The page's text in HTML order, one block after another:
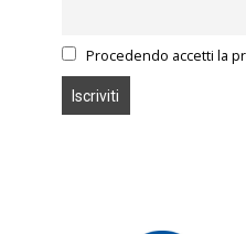
Procedendo accetti la